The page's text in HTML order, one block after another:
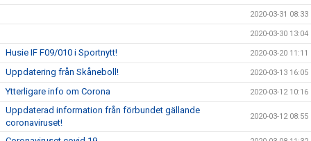
2020-03-31 08:33
2020-03-30 13:04
Husie IF F09/010 i Sportnytt! 2020-03-20 11:11
Uppdatering från Skåneboll! 2020-03-13 16:05
Ytterligare info om Corona 2020-03-12 10:16
Uppdaterad information från förbundet gällande
coronaviruset!
2020-03-12 08:55